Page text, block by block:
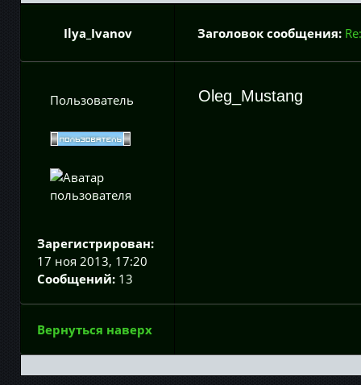
Ilya_Ivanov Заголовок сообщения:
Пользователь
Зарегистрирован:
17 ноя 2013, 17:20
Сообщений: 13
Oleg_Mustang
Вернуться наверх